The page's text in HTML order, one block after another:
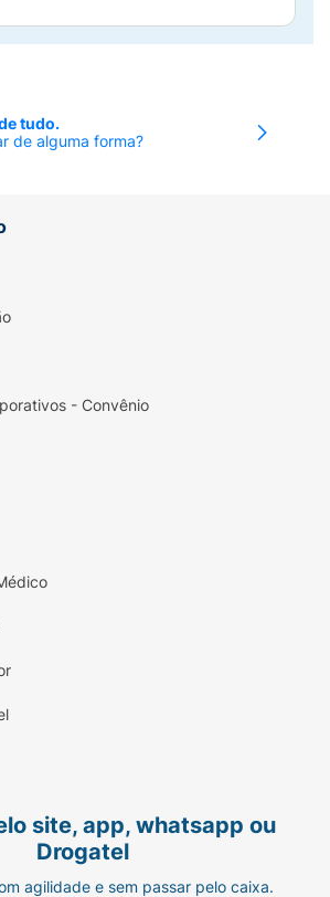
tudo.
de alguma forma?
- Convênio
site, app, whatsapp ou
Drogatel
agilidade e sem passar pelo caixa.